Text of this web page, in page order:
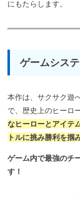
にもたらします。
ゲームシス
本作は、サクサク遊
で、歴史上のヒーロ
なヒーローとアイテ
トルに挑み勝利を掴
ゲーム内で最強のチ
す！